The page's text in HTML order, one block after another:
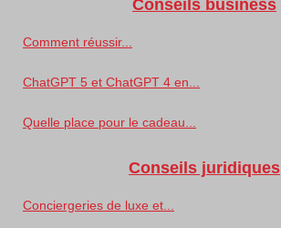
Conseils business
Comment réussir...
ChatGPT 5 et ChatGPT 4 en...
Quelle place pour le cadeau...
Conseils juridiques
Conciergeries de luxe et...